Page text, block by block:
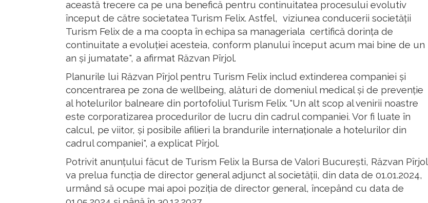
această trecere ca pe una benefică pentru continuitatea procesului evolutiv
început de către societatea Turism Felix. Astfel, viziunea conducerii societății
Turism Felix de a ma coopta în echipa sa manageriala certifică dorința de
continuitate a evoluției acesteia, conform planului început acum mai bine de un
an și jumatate", a afirmat Răzvan Pîrjol.
Planurile lui Răzvan Pîrjol pentru Turism Felix includ extinderea companiei și
concentrarea pe zona de wellbeing, alături de domeniul medical și de prevenție
al hotelurilor balneare din portofoliul Turism Felix. "Un alt scop al venirii noastre
este corporatizarea procedurilor de lucru din cadrul companiei. Vor fi luate în
calcul, pe viitor, și posibile afilieri la brandurile internaționale a hotelurilor din
cadrul companiei", a explicat Pîrjol.
Potrivit anunțului făcut de Turism Felix la Bursa de Valori București, Răzvan Pîrjol
va prelua funcția de director general adjunct al societății, din data de 01.01.2024,
urmând să ocupe mai apoi poziția de director general, începând cu data de